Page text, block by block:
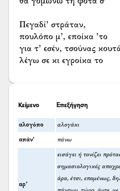
θα γομώνω τη φοτά σ’
Πεγαδί’ στράταν,
πουλόπο μ’, εποίκα ’το
για τ’ εσέν, τσούνας
λέγω σε κι εγροίκα το
Κείμενο Επεξήγηση
αλογόπο αλογάκι
απάν’ πάνω
αρ’
εισάγει ή τονίζει
σημασιολογικές
άρα, έτσι, επομένως,